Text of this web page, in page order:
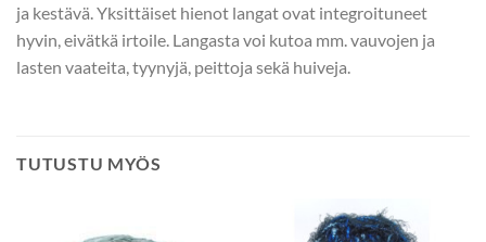
ja kestävä. Yksittäiset hienot langat ovat integroituneet
hyvin, eivätkä irtoile. Langasta voi kutoa mm. vauvojen ja
lasten vaateita, tyynyjä, peittoja sekä huiveja.
TUTUSTU MYÖS